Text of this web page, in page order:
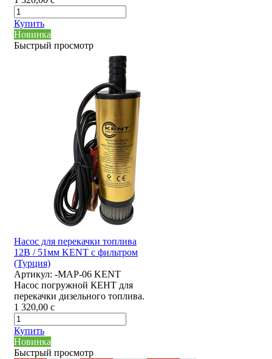
Купить
Новинка
Быстрый просмотр
Насос для перекачки топлива
12В / 51мм KENT с фильтром
(Турция)
Артикул: -MAP-06 KENT
Насос погружной КЕНТ для
перекачки дизельного топлива.
1 320,00 c
Купить
Новинка
Быстрый просмотр